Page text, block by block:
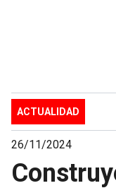
ACTUALIDAD
26/11/2024